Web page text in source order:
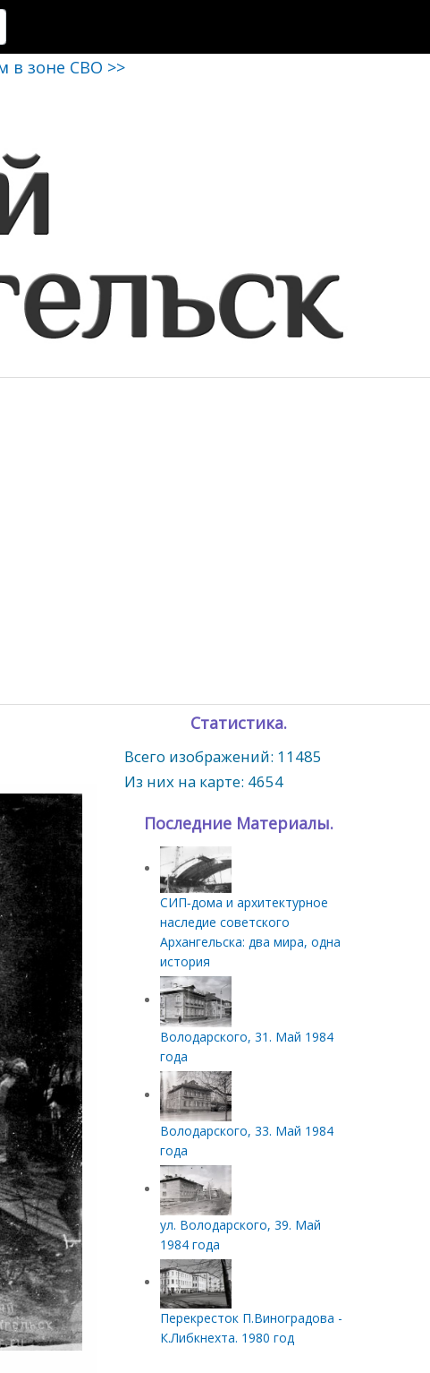
в зоне СВО >>
Статистика.
Всего изображений: 11485
Из них на карте: 4654
Последние Материалы.
СИП‑дома и архитектурное
наследие советского
Архангельска: два мира, одна
история
Володарского, 31. Май 1984
года
Володарского, 33. Май 1984
года
ул. Володарского, 39. Май
1984 года
Перекресток П.Виноградова -
К.Либкнехта. 1980 год